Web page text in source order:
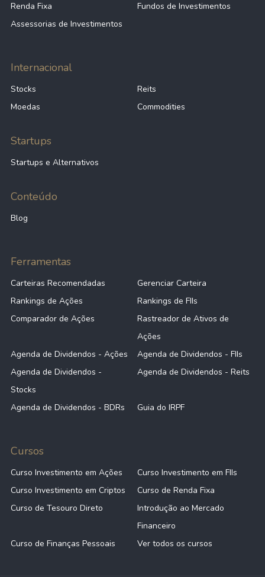
Renda Fixa
Fundos de Investimentos
Assessorias de Investimentos
Internacional
Stocks
Reits
Moedas
Commodities
Startups
Startups e Alternativos
Conteúdo
Blog
Ferramentas
Carteiras Recomendadas
Gerenciar Carteira
Rankings de Ações
Rankings de FIIs
Comparador de Ações
Rastreador de Ativos de
Ações
Agenda de Dividendos - Ações
Agenda de Dividendos - FIIs
Agenda de Dividendos -
Stocks
Agenda de Dividendos - Reits
Agenda de Dividendos - BDRs Guia do IRPF
Cursos
Curso Investimento em Ações
Curso Investimento em FIIs
Curso Investimento em Criptos
Curso de Renda Fixa
Curso de Tesouro Direto
Introdução ao Mercado
Financeiro
Curso de Finanças Pessoais
Ver todos os cursos